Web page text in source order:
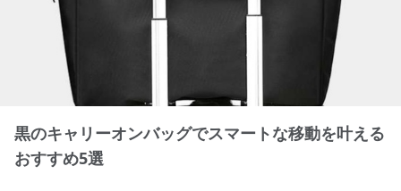
黒のキャリーオンバッグでスマートな移動を叶える
おすすめ5選